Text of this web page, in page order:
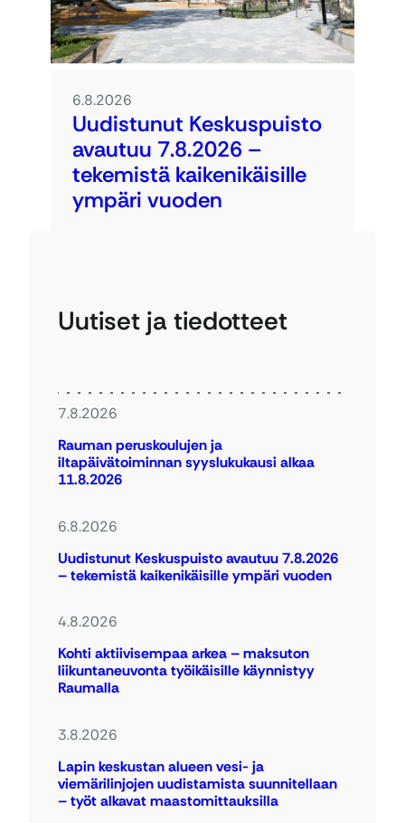
6.8.2026
Uudistunut Keskuspuisto
avautuu 7.8.2026 –
tekemistä kaikenikäisille
ympäri vuoden
Uutiset ja tiedotteet
7.8.2026
Rauman peruskoulujen ja
iltapäivätoiminnan syyslukukausi alkaa
11.8.2026
6.8.2026
Uudistunut Keskuspuisto avautuu 7.8.2026
– tekemistä kaikenikäisille ympäri vuoden
4.8.2026
Kohti aktiivisempaa arkea – maksuton
liikuntaneuvonta työikäisille käynnistyy
Raumalla
3.8.2026
Lapin keskustan alueen vesi- ja
viemärilinjojen uudistamista suunnitellaan
– työt alkavat maastomittauksilla